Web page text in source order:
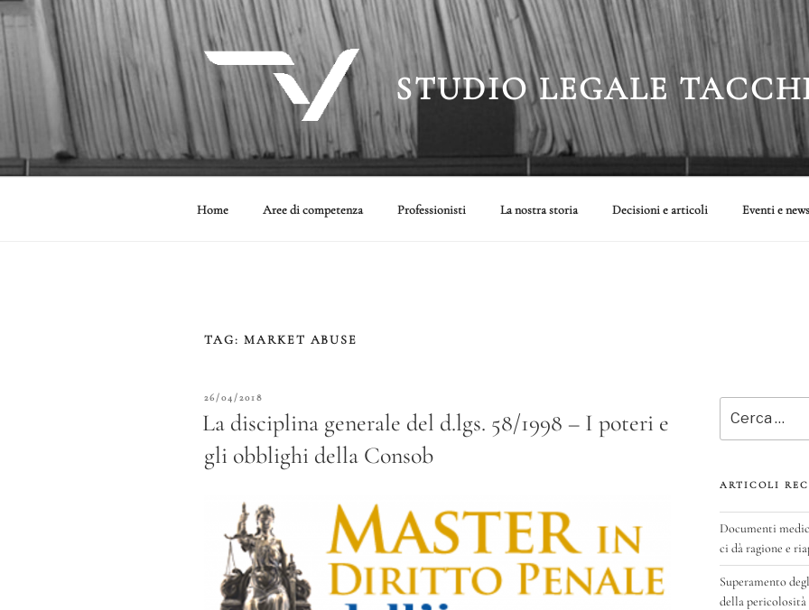
Salta
al
contenuto
STUDIO LEGALE
Home Aree di competenza Professionisti La nostra storia Decisioni e articoli Eventi e news
TAG: MARKET ABUSE
PUBBLICATO
26/04/2018
La disciplina generale del d.lgs. 58/1998 – I poteri e
gli obblighi della Consob
ARTICOLI
Documenti
ci dà ragione e
Superamento
della pericolosità